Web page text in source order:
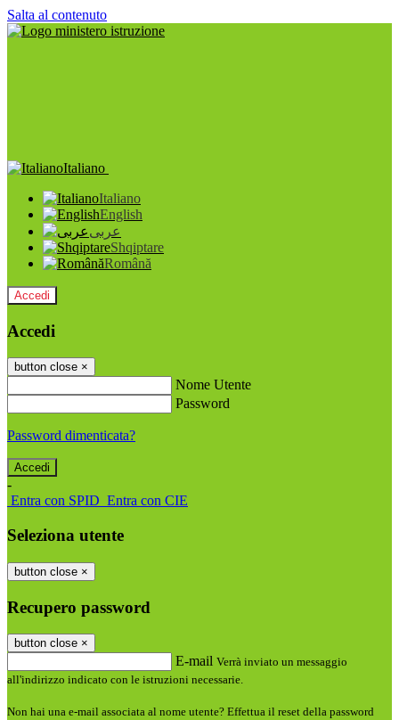
Salta al contenuto
Italiano
Italiano
English
عربى
Shqiptare
Română
Accedi
Accedi
button close ×
Nome Utente
Password
Password dimenticata?
-
Entra con SPID Entra con CIE
Seleziona utente
button close ×
Recupero password
button close ×
E-mail Verrà inviato un messaggio
all'indirizzo indicato con le istruzioni necessarie.
Non hai una e-mail associata al nome utente? Effettua il reset della password